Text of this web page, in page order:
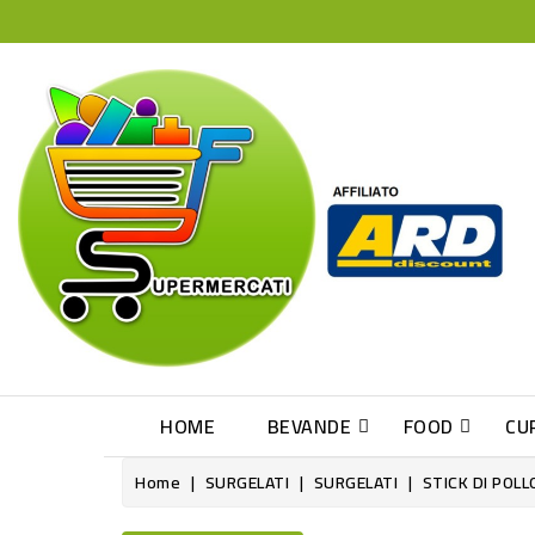
HOME BEVANDE FOOD
Home SURGELATI SURGELATI STICK DI